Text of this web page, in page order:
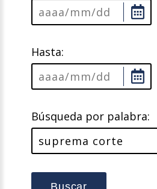
Hasta:
Búsqueda por palabra: